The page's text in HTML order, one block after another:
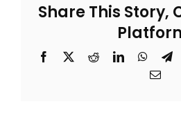
Share This Story,
Facebook
X RedditLinkedIn
Email